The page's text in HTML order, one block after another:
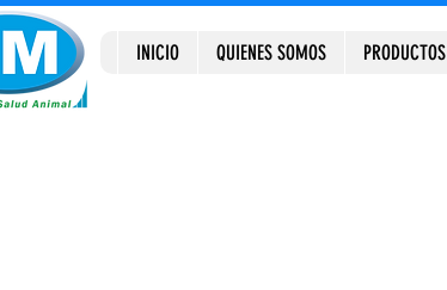
INICIO QUIENES SOMOS PRODUCTOS